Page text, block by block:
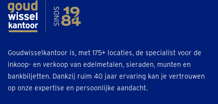
Goudwisselkantoor is, met 175+ locaties, de specialist voor de
inkoop- en verkoop van edelmetalen, sieraden, munten en
bankbiljetten. Dankzij ruim 40 jaar ervaring kan je vertrouwen
op onze expertise en persoonlijke aandacht.